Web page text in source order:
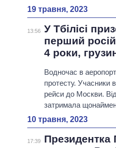
19 травня, 2023
13:56 У Тбілісі
перший
4 роки,
Водночас в
протесту. Учасники
рейси до Москви.
затримала
10 травня, 2023
17:39
Президентка